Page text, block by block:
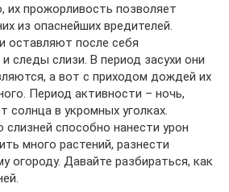
их прожорливость позволяет
из опаснейших вредителей.
оставляют после себя
следы слизи. В период засухи они
а вот с приходом дождей их
Период активности – ночь,
солнца в укромных уголках.
способно нанести урон
много растений, разнести
огороду. Давайте разбираться, как